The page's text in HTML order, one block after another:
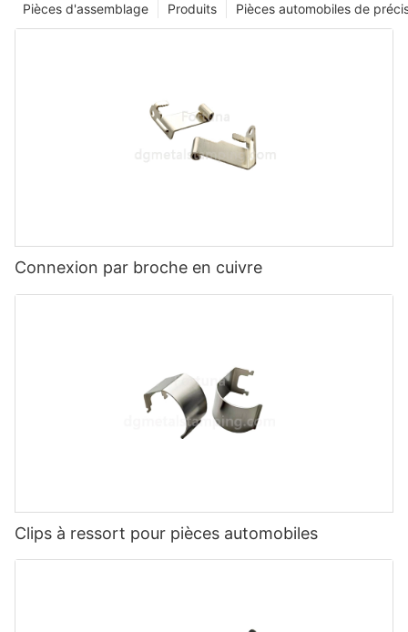
Pièces automobiles de
Produits
Pièces d'assemblage
Connexion par broche en cuivre
Clips à ressort pour pièces automobiles